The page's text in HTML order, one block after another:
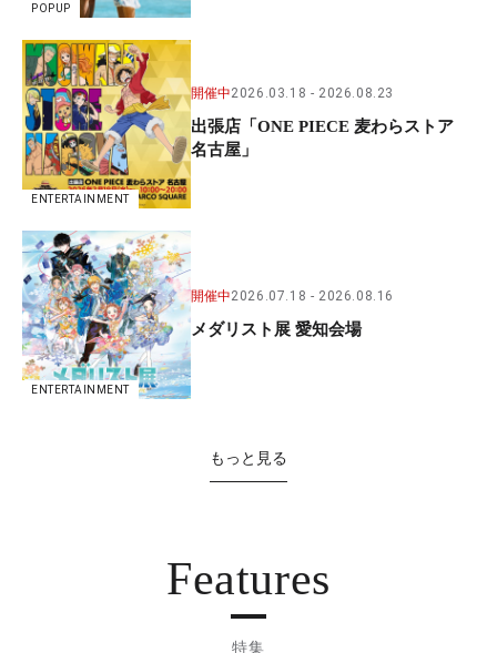
POPUP
ENTERTAINMENT
開催中2026.03.18 2026.08.23
出張店「ONE PIECE 麦わらストア
名古屋」
ENTERTAINMENT
開催中2026.07.18 2026.08.16
メダリスト展 愛知会場
もっと見る
Features
特集